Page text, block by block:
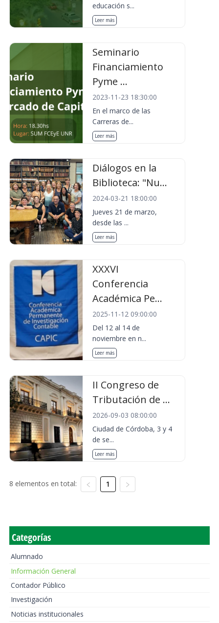
educación s...
Leer más
Seminario
Financiamiento
Pyme ...
2023-11-23 18:30:00
En el marco de las
Carreras de...
Leer más
Diálogos en la
Biblioteca: "Nu...
2024-03-21 18:00:00
Jueves 21 de marzo,
desde las ...
Leer más
XXXVI
Conferencia
Académica Pe...
2025-11-12 09:00:00
Del 12 al 14 de
noviembre en n...
Leer más
II Congreso de
Tributación de ...
2026-09-03 08:00:00
Ciudad de Córdoba, 3 y 4
de se...
Leer más
8 elementos en total: 1
Categorías
Alumnado
Información General
Contador Público
Investigación
Noticias institucionales